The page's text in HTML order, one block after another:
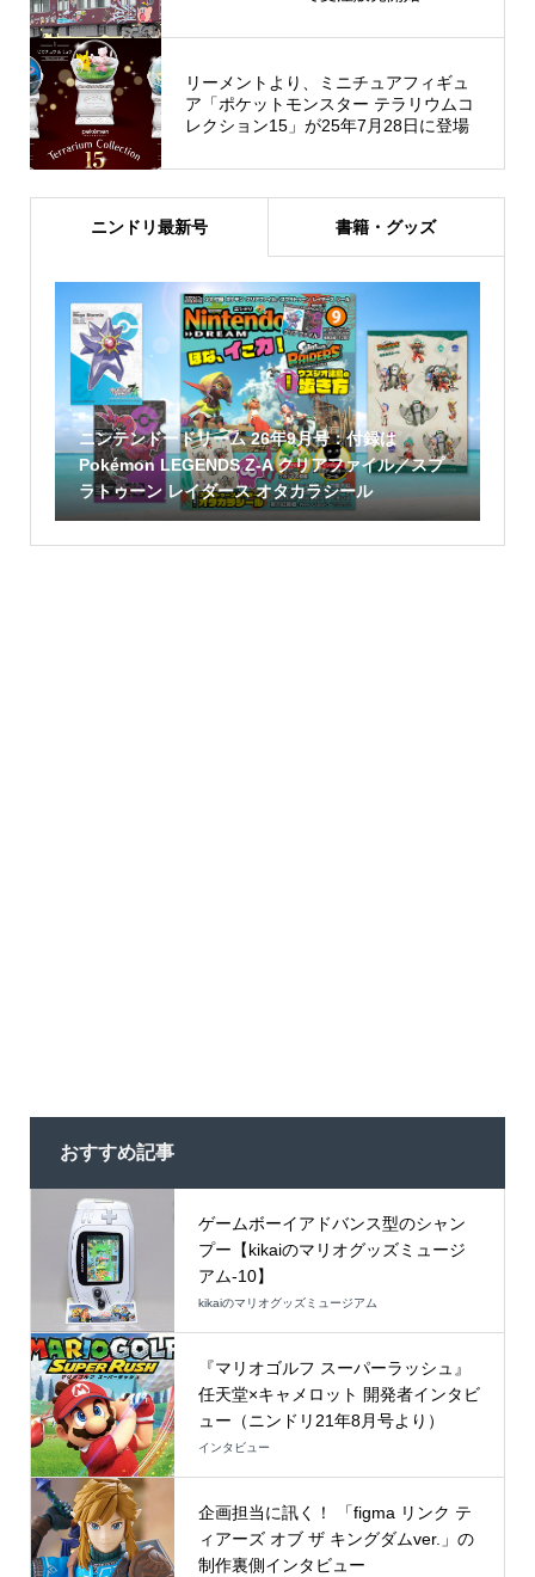
リーメントより、ミニチュアフィギュ
ア「ポケットモンスター テラリウムコ
レクション15」が25年7月28日に登場
ニンドリ最新号 書籍・グッズ
ニンテンドードリーム 26年9月号：付録は
Pokémon LEGENDS Z-A クリアファイル／スプ
ラトゥーン レイダース オタカラシール
おすすめ記事
ゲームボーイアドバンス型のシャン
プー【kikaiのマリオグッズミュージ
アム-10】
kikaiのマリオグッズミュージアム
『マリオゴルフ スーパーラッシュ』
任天堂×キャメロット 開発者インタビ
ュー（ニンドリ21年8月号より）
インタビュー
企画担当に訊く！ 「figma リンク テ
ィアーズ オブ ザ キングダムver.」の
制作裏側インタビュー